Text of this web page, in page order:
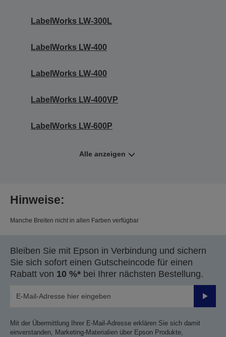
LabelWorks LW-300L
LabelWorks LW-400
LabelWorks LW-400
LabelWorks LW-400VP
LabelWorks LW-600P
Alle anzeigen
Hinweise:
Manche Breiten nicht in allen Farben verfügbar
Bleiben Sie mit Epson in Verbindung und sichern
Sie sich sofort einen Gutscheincode für einen
Rabatt von 10 %* bei Ihrer nächsten Bestellung.
Mit der Übermittlung Ihrer E-Mail-Adresse erklären Sie sich damit
einverstanden, Marketing-Materialien über Epson Produkte,